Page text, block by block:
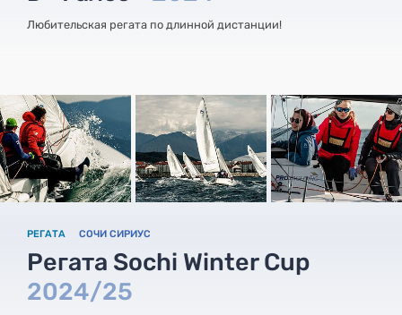
Любительская регата по длинной дистанции!
РЕГАТА СОЧИ СИРИУС
Регата Sochi Winter Cup
2024/25